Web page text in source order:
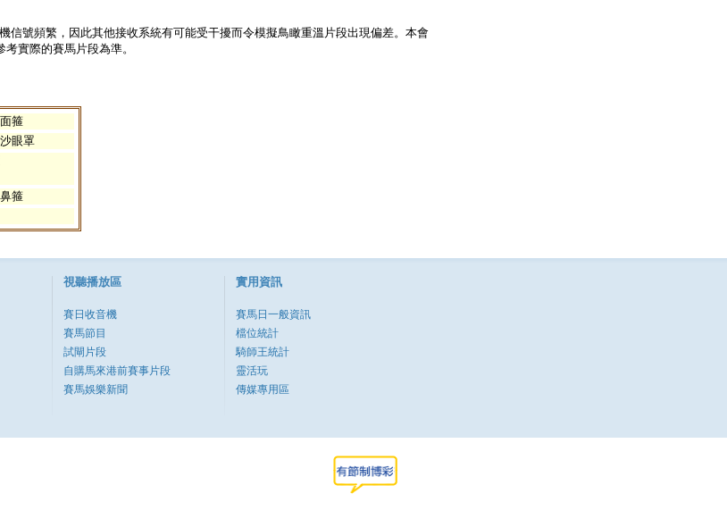
號頻繁，因此其他接收系統有可能受干擾而令模擬鳥瞰重溫片段出現偏差。本會
實際的賽馬片段為準。
箍
眼罩
箍
視聽播放區
賽日收音機
賽馬節目
試閘片段
自購馬來港前賽事片段
賽馬娛樂新聞
實用資訊
賽馬日一般資訊
檔位統計
騎師王統計
靈活玩
傳媒專用區